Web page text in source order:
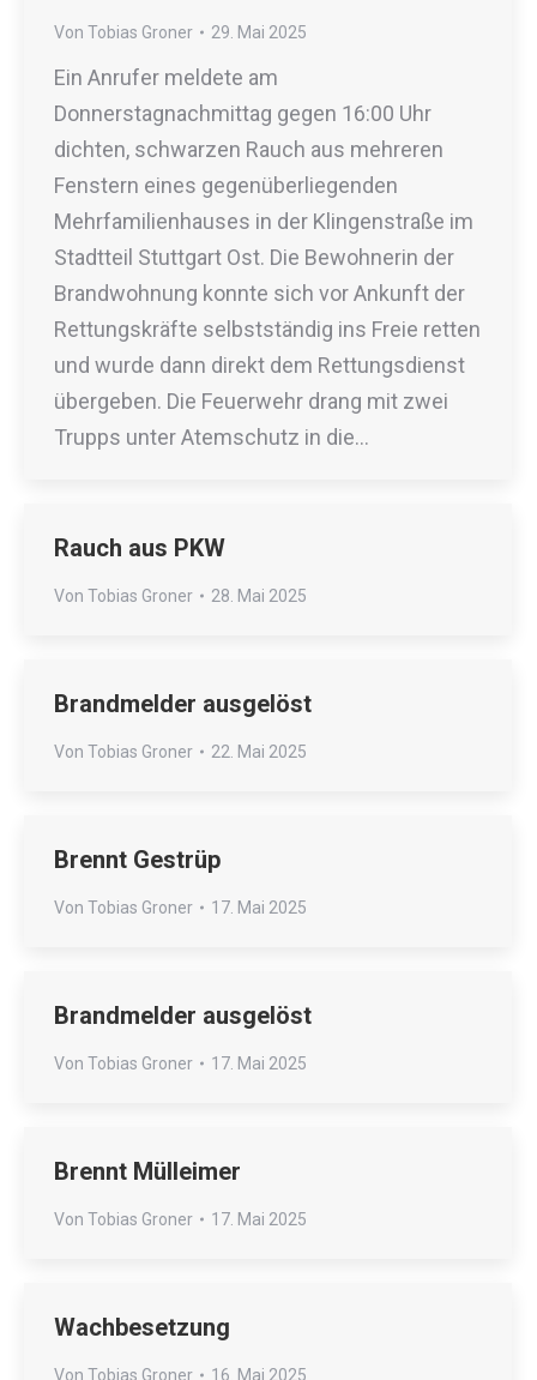
Von Tobias Groner 29. Mai 2025
Ein Anrufer meldete am
Donnerstagnachmittag gegen 16:00 Uhr
dichten, schwarzen Rauch aus mehreren
Fenstern eines gegenüberliegenden
Mehrfamilienhauses in der Klingenstraße im
Stadtteil Stuttgart Ost. Die Bewohnerin der
Brandwohnung konnte sich vor Ankunft der
Rettungskräfte selbstständig ins Freie retten
und wurde dann direkt dem Rettungsdienst
übergeben. Die Feuerwehr drang mit zwei
Trupps unter Atemschutz in die…
Rauch aus PKW
Von Tobias Groner 28. Mai 2025
Brandmelder ausgelöst
Von Tobias Groner 22. Mai 2025
Brennt Gestrüp
Von Tobias Groner 17. Mai 2025
Brandmelder ausgelöst
Von Tobias Groner 17. Mai 2025
Brennt Mülleimer
Von Tobias Groner 17. Mai 2025
Wachbesetzung
Von Tobias Groner 16. Mai 2025